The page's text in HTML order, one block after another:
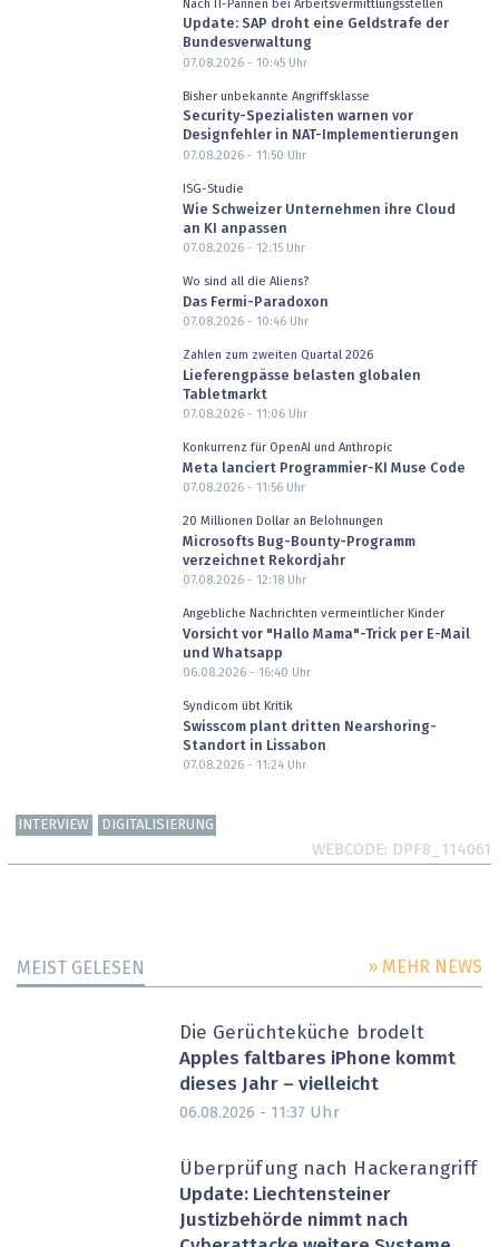
Nach IT-Pannen bei Arbeitsvermittlungsstellen
Update: SAP droht eine Geldstrafe der
Bundesverwaltung
07.08.2026 - 10:45Uhr
Bisher unbekannte Angriffsklasse
Security-Spezialisten warnen vor
Designfehler in NAT-Implementierungen
07.08.2026 - 11:50 Uhr
ISG-Studie
Wie Schweizer Unternehmen ihre Cloud
an KI anpassen
07.08.2026 - 12:15Uhr
Wo sind all die Aliens?
Das Fermi-Paradoxon
07.08.2026 - 10:46Uhr
Zahlen zum zweiten Quartal 2026
Lieferengpässe belasten globalen
Tabletmarkt
07.08.2026 - 11:06Uhr
Konkurrenz für OpenAI und Anthropic
Meta lanciert Programmier-KI Muse Code
07.08.2026 - 11:56Uhr
20 Millionen Dollar an Belohnungen
Microsofts Bug-Bounty-Programm
verzeichnet Rekordjahr
07.08.2026 - 12:18Uhr
Angebliche Nachrichten vermeintlicher Kinder
Vorsicht vor "Hallo Mama"-Trick per E-Mail
und Whatsapp
06.08.2026 - 16:40 Uhr
Syndicom übt Kritik
Swisscom plant dritten Nearshoring-
Standort in Lissabon
07.08.2026 - 11:24Uhr
INTERVIEW DIGITALISIERUNG
WEBCODE DPF8_114061
MEIST GELESEN » MEHR NEWS
Die Gerüchteküche brodelt
Apples faltbares iPhone kommt
dieses Jahr – vielleicht
06.08.2026 - 11:37 Uhr
Überprüfung nach Hackerangriff
Update: Liechtensteiner
Justizbehörde nimmt nach